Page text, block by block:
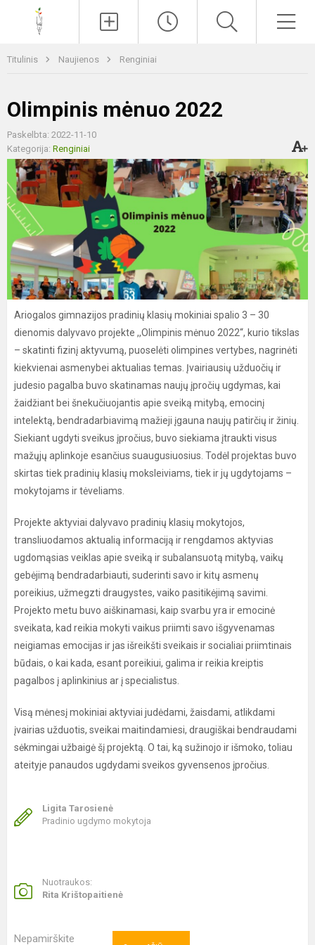
Titulinis Naujienos Renginiai
Olimpinis mėnuo 2022
Paskelbta: 2022-11-10
Kategorija: Renginiai
Ariogalos gimnazijos pradinių klasių mokiniai spalio 3 – 30
dienomis dalyvavo projekte ,,Olimpinis mėnuo 2022“, kurio tikslas
– skatinti fizinį aktyvumą, puoselėti olimpines vertybes, nagrinėti
kiekvienai asmenybei aktualias temas. Įvairiausių užduočių ir
judesio pagalba buvo skatinamas naujų įpročių ugdymas, kai
žaidžiant bei šnekučiuojantis apie sveiką mitybą, emocinį
intelektą, bendradarbiavimą mažieji įgauna naujų patirčių ir žinių.
Siekiant ugdyti sveikus įpročius, buvo siekiama įtraukti visus
mažųjų aplinkoje esančius suaugusiuosius. Todėl projektas buvo
skirtas tiek pradinių klasių moksleiviams, tiek ir jų ugdytojams –
mokytojams ir tėveliams.
Projekte aktyviai dalyvavo pradinių klasių mokytojos,
transliuodamos aktualią informaciją ir rengdamos aktyvias
ugdomąsias veiklas apie sveiką ir subalansuotą mitybą, vaikų
gebėjimą bendradarbiauti, suderinti savo ir kitų asmenų
poreikius, užmegzti draugystes, vaiko pasitikėjimą savimi.
Projekto metu buvo aiškinamasi, kaip svarbu yra ir emocinė
sveikata, kad reikia mokyti vaikus priimti savo išgyvenamas
neigiamas emocijas ir jas išreikšti sveikais ir socialiai priimtinais
būdais, o kai kada, esant poreikiui, galima ir reikia kreiptis
pagalbos į aplinkinius ar į specialistus.
Visą mėnesį mokiniai aktyviai judėdami, žaisdami, atlikdami
įvairias užduotis, sveikai maitindamiesi, draugiškai bendraudami
sėkmingai užbaigė šį projektą. O tai, ką sužinojo ir išmoko, toliau
ateityje panaudos ugdydami sveikos gyvensenos įpročius.
Ligita Tarosienė
Pradinio ugdymo mokytoja
Nuotraukos:
Rita Krištopaitienė
Nepamirškite